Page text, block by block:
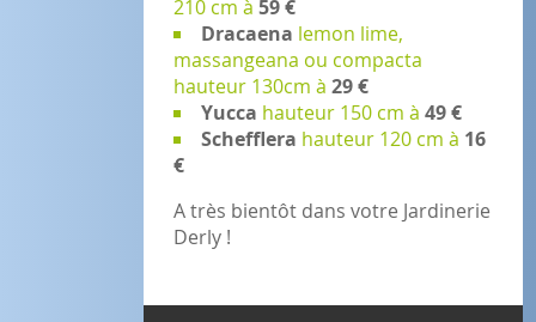
210 cm à 59 €
Dracaena lemon lime,
massangeana ou compacta
hauteur 130cm à 29 €
Yucca hauteur 150 cm à 49 €
Schefflera hauteur 120 cm à 16
€
A très bientôt dans votre Jardinerie
Derly !